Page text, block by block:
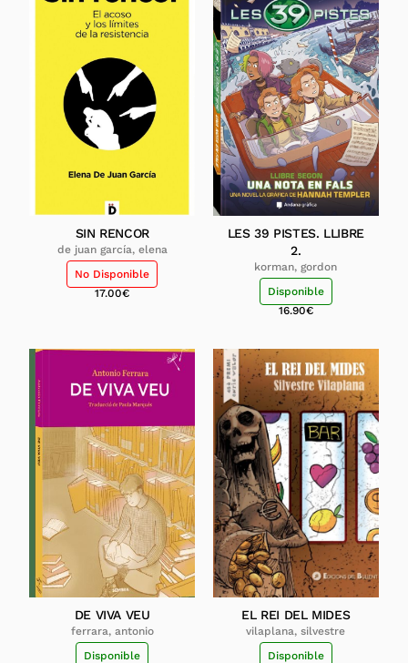
SIN RENCOR
de juan garcía, elena
No Disponible
17.00€
LES 39 PISTES. LLIBRE
2.
korman, gordon
Disponible
16.90€
DE VIVA VEU
ferrara, antonio
Disponible
EL REI DEL MIDES
vilaplana, silvestre
Disponible